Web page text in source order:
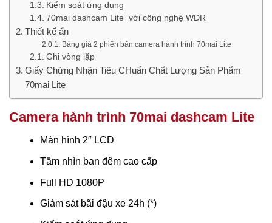
Kiểm soát ứng dụng
70mai dashcam Lite với công nghệ WDR
Thiết kế ẩn
Bảng giá 2 phiên bản camera hành trình 70mai Lite
Ghi vòng lặp
Giấy Chứng Nhận Tiêu CHuẩn Chất Lượng Sản Phẩm
70mai Lite
Camera hành trình 70mai dashcam Lite
Màn hình 2″ LCD
Tầm nhìn ban đêm cao cấp
Full HD 1080P
Giám sát bãi đậu xe 24h (*)